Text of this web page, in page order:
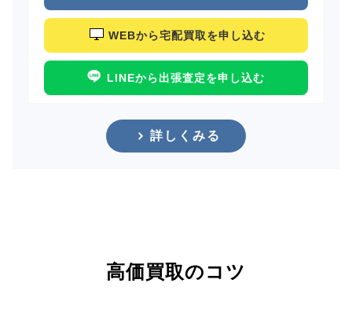
WEBから宅配買取を申し込む
LINEから出張査定を申し込む
詳しくみる
高価買取のコツ